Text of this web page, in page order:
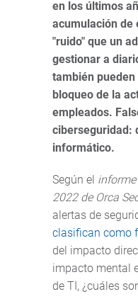
en los últimos
acumulación de
"ruido" que un
gestionar a
también pueden
bloqueo de la
empleados.
ciberseguridad:
informático.
Según el
2022 de Orca
alertas de
clasifican como
del impacto
impacto mental
de TI, ¿cuáles